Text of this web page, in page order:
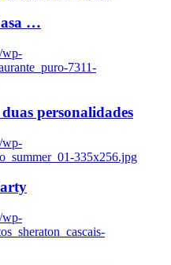
…
wp-
7311-
personalidades
wp-
335x256.jpg
wp-